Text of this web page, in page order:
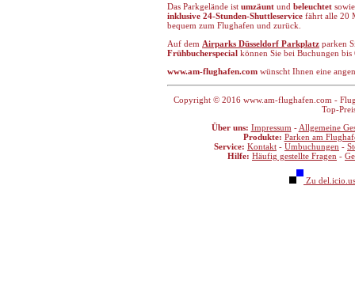
Das Parkgelände ist umzäunt und beleuchtet
inklusive 24-Stunden-Shuttleservice fährt alle 20
bequem zum Flughafen und zurück.
Auf dem Airparks Düsseldorf Parkplatz parken
Frühbucherspecial können Sie bei Buchungen bis
www.am-flughafen.com wünscht Ihnen eine
Copyright © 2016 www.am-flughafen.com -
Top-
Über uns: Impressum - Allgemeine
Produkte: Parken am
Service: Kontakt - Umbuchungen -
Hilfe: Häufig gestellte Fragen -
Zu